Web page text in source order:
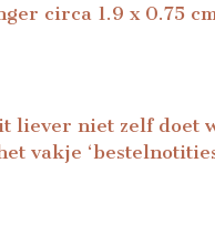
circa 1.9 x 0.75
liever niet zelf doet
vakje